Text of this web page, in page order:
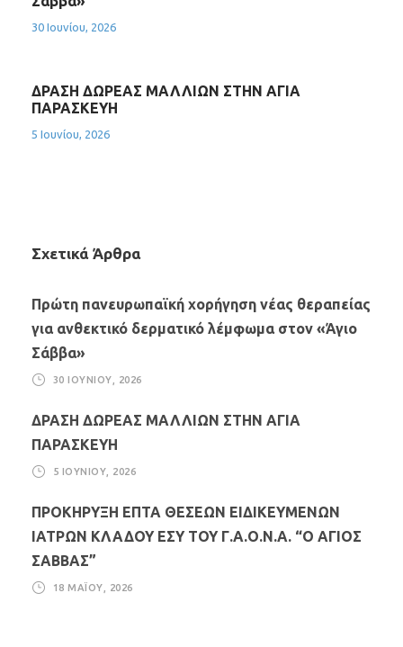
30 Ιουνίου, 2026
ΔΡΑΣΗ ΔΩΡΕΑΣ ΜΑΛΛΙΩΝ ΣΤΗΝ ΑΓΙΑ
ΠΑΡΑΣΚΕΥΗ
5 Ιουνίου, 2026
Σχετικά Άρθρα
Πρώτη πανευρωπαϊκή χορήγηση νέας θεραπείας
για ανθεκτικό δερματικό λέμφωμα στον «Άγιο
Σάββα»
30 ΙΟΥΝΊΟΥ, 2026
ΔΡΑΣΗ ΔΩΡΕΑΣ ΜΑΛΛΙΩΝ ΣΤΗΝ ΑΓΙΑ
ΠΑΡΑΣΚΕΥΗ
5 ΙΟΥΝΊΟΥ, 2026
ΠΡΟΚΗΡΥΞΗ ΕΠΤΑ ΘΕΣΕΩΝ ΕΙΔΙΚΕΥΜΕΝΩΝ
ΙΑΤΡΩΝ ΚΛΑΔΟΥ ΕΣΥ ΤΟΥ Γ.Α.Ο.Ν.Α. “Ο ΑΓΙΟΣ
ΣΑΒΒΑΣ”
18 ΜΑΪ́ΟΥ, 2026